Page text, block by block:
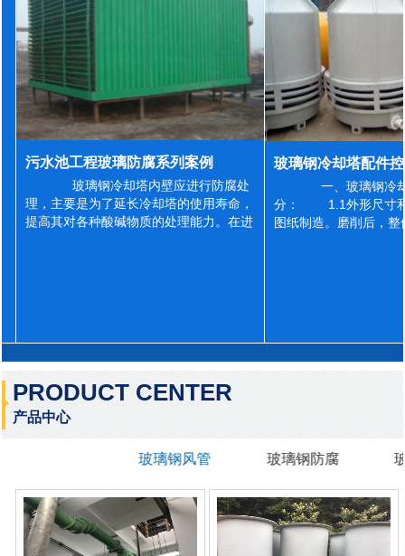
污水池工程玻璃防腐系列案例
玻璃钢冷却塔内壁应进行防腐处
理，主要是为了延长冷却塔的使用寿命，
提高其对各种酸碱物质的处理能力。在进
一、玻璃钢冷
分： 1.1外形尺寸和
图纸制造。磨削后，
PRODUCT CENTER
产品中心
玻璃钢风管 玻璃钢防腐